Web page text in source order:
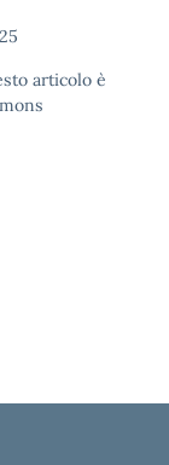
articolo è